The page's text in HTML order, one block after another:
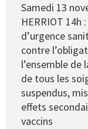
Samedi 13
HERRIOT
d’urgence
contre
l’ensemble
de tous les
suspendus,
effets
vaccins